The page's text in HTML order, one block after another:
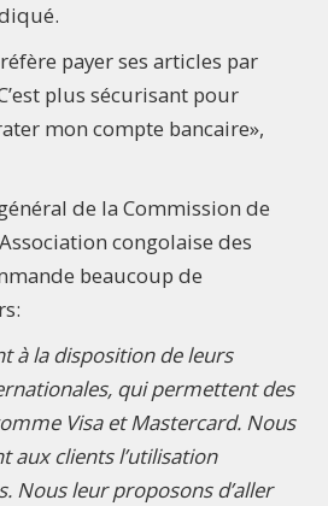
payer ses articles par
plus sécurisant pour
mon compte bancaire»,
de la Commission de
congolaise des
beaucoup de
à la disposition de leurs
qui permettent des
Visa et Mastercard. Nous
aux clients l’utilisation
Nous leur proposons d’aller